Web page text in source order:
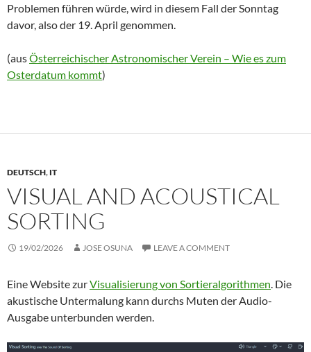
Problemen führen würde, wird in diesem Fall der Sonntag
davor, also der 19. April genommen.
(ausÖsterreichischer Astronomischer Verein – Wie es zum
Osterdatum kommt)
DEUTSCH, IT
VISUAL AND ACOUSTICAL
SORTING
19/02/2026 JOSE OSUNA LEAVE A COMMENT
Eine Website zurVisualisierung von Sortieralgorithmen . Die
akustische Untermalung kann durchs Muten der Audio-
Ausgabe unterbunden werden.